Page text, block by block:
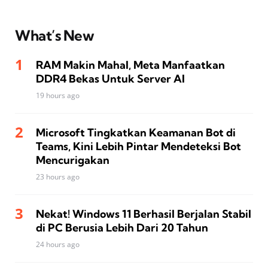
What’s New
RAM Makin Mahal, Meta Manfaatkan
DDR4 Bekas Untuk Server AI
19 hours ago
Microsoft Tingkatkan Keamanan Bot di
Teams, Kini Lebih Pintar Mendeteksi Bot
Mencurigakan
23 hours ago
Nekat! Windows 11 Berhasil Berjalan Stabil
di PC Berusia Lebih Dari 20 Tahun
24 hours ago